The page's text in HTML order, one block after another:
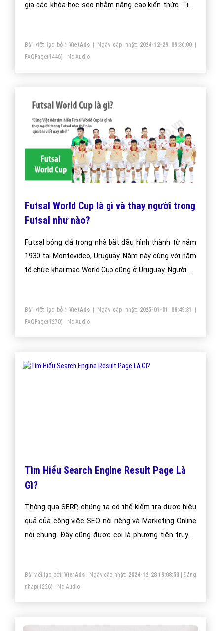
gia các khóa học seo nhằm nâng cao kiến thức. Tiếp
cung cấp nhiều thông tin tích cực cho người dùng.
Bài viết tạo bởi:VietAds | Ngày cập nhật: 2024-12-29 09:36:00 |
FAQPage(1446) - No Audio
Futsal World Cup là gì và thay người trong
Futsal như nào?
Futsal bóng đá trong nhà bắt đầu hình thành từ năm
1930 tại Montevideo, Uruguay. Năm này cùng với năm
tổ chức khai mạc World Cup cũng ở Uruguay. Người đã
Bài viết tạo bởi:VietAds | Ngày cập nhật: 2025-01-01 08:49:31
|
FAQPage(1270) - No Audio
Tìm Hiểu Search Engine Result Page Là
Gì?
Thông qua SERP, chúng ta có thể kiểm tra được hiệu
quả của công việc SEO nói riêng và Marketing Online
nói chung. Đây cũng được coi là phương tiện truyền
Bài viết tạo bởi: VietAds| Ngày cập nhật: 2024-12-28 19:08:53|Đăng
nhập(1226) - No Audio